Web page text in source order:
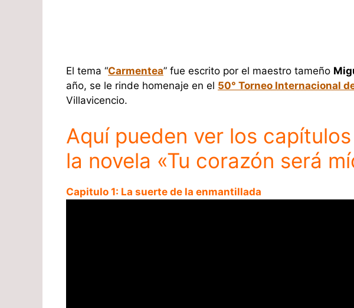
El tema “Carmentea” fue escrito por el maestro tameño
año, se le rinde homenaje en el 50° Torneo Internacional
Villavicencio.
Aquí pueden ver los
la novela «Tu corazón será
Capitulo 1: La suerte de la enmantillada